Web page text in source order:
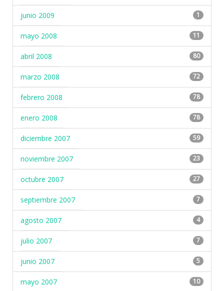
junio 2009 1
mayo 2008 11
abril 2008 80
marzo 2008 72
febrero 2008 78
enero 2008 78
diciembre 2007 59
noviembre 2007 23
octubre 2007 27
septiembre 2007 7
agosto 2007 4
julio 2007 7
junio 2007 5
mayo 2007 10